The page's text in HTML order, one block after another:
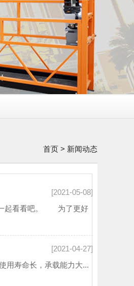
首页 > 新闻动态
[2021-05-08]
一起看看吧。 为了更好
[2021-04-27]
寿命长，承载能力大...